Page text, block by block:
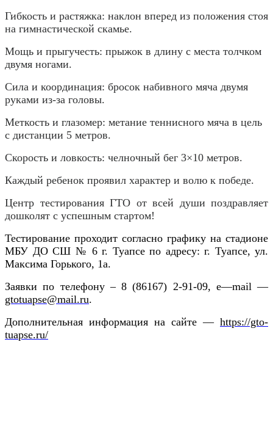
Гибкость и растяжка: наклон вперед из положения стоя
на гимнастической скамье.
Мощь и прыгучесть: прыжок в длину с места толчком
двумя ногами.
Сила и координация: бросок набивного мяча двумя
руками из-за головы.
Меткость и глазомер: метание теннисного мяча в цель
с дистанции 5 метров.
Скорость и ловкость: челночный бег 3×10 метров.
Каждый ребенок проявил характер и волю к победе.
Центр тестирования ГТО от всей души поздравляет
дошколят с успешным стартом!
Тестирование проходит согласно графику на стадионе
МБУ ДО СШ № 6 г. Туапсе по адресу: г. Туапсе, ул.
Максима Горького, 1а.
Заявки по телефону – 8 (86167) 2-91-09, e—mail —
gtotuapse@mail.ru.
Дополнительная информация на сайте — https://gto-
tuapse.ru/